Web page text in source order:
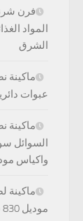
فرن
الشرق
ماكينة
عبوات دائرية موديل
ماكينة
السوائل
واكياس موديل 404 شركة
ماكينة
موديل 830 شركة نسر الشرق